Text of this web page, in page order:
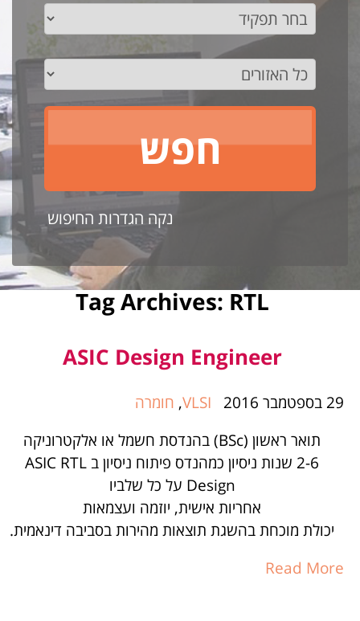
נקה הגדרות החיפוש
Tag Archives: RTL
ASIC Design Engineer
29 בספטמבר 2016 VLSI
, חומרה
תואר ראשון (BSc) בהנדסת חשמל או אלקטרוניקה
2-6 שנות ניסיון כמהנדס פיתוח ניסיון ב ASIC RTL
Design על כל שלביו
אחריות אישית, יוזמה ועצמאות
יכולת מוכחת בהשגת תוצאות מהירות בסביבה דינאמית.
Read More